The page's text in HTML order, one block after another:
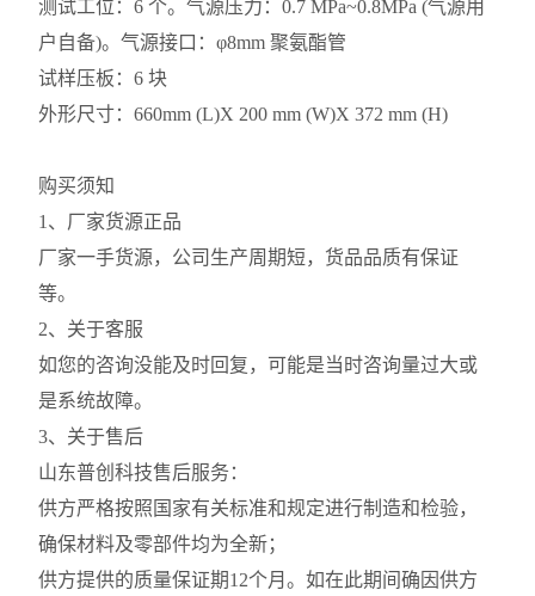
测试工位：6 个。气源压力：0.7 MPa~0.8MPa (气源用
户自备)。气源接口：φ8mm 聚氨酯管
试样压板：6 块
外形尺寸：660mm (L)X 200 mm (W)X 372 mm (H)
购买须知
1、厂家货源正品
厂家一手货源，公司生产周期短，货品品质有保证
等。
2、关于客服
如您的咨询没能及时回复，可能是当时咨询量过大或
是系统故障。
3、关于售后
山东普创科技售后服务：
供方严格按照国家有关标准和规定进行制造和检验，
确保材料及零部件均为全新；
供方提供的质量保证期12个月。如在此期间确因供方